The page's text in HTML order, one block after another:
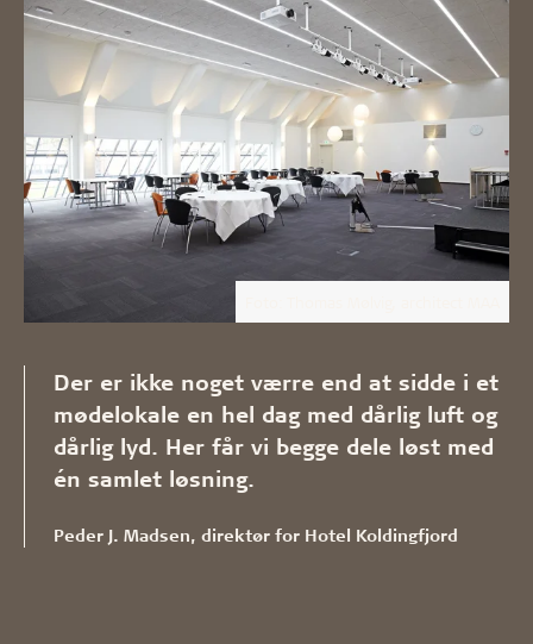
Der er ikke noget værre end at sidde i et
mødelokale en hel dag med dårlig luft og
dårlig lyd. Her får vi begge dele løst med
én samlet løsning.
Peder J. Madsen, direktør for Hotel Koldingfjord